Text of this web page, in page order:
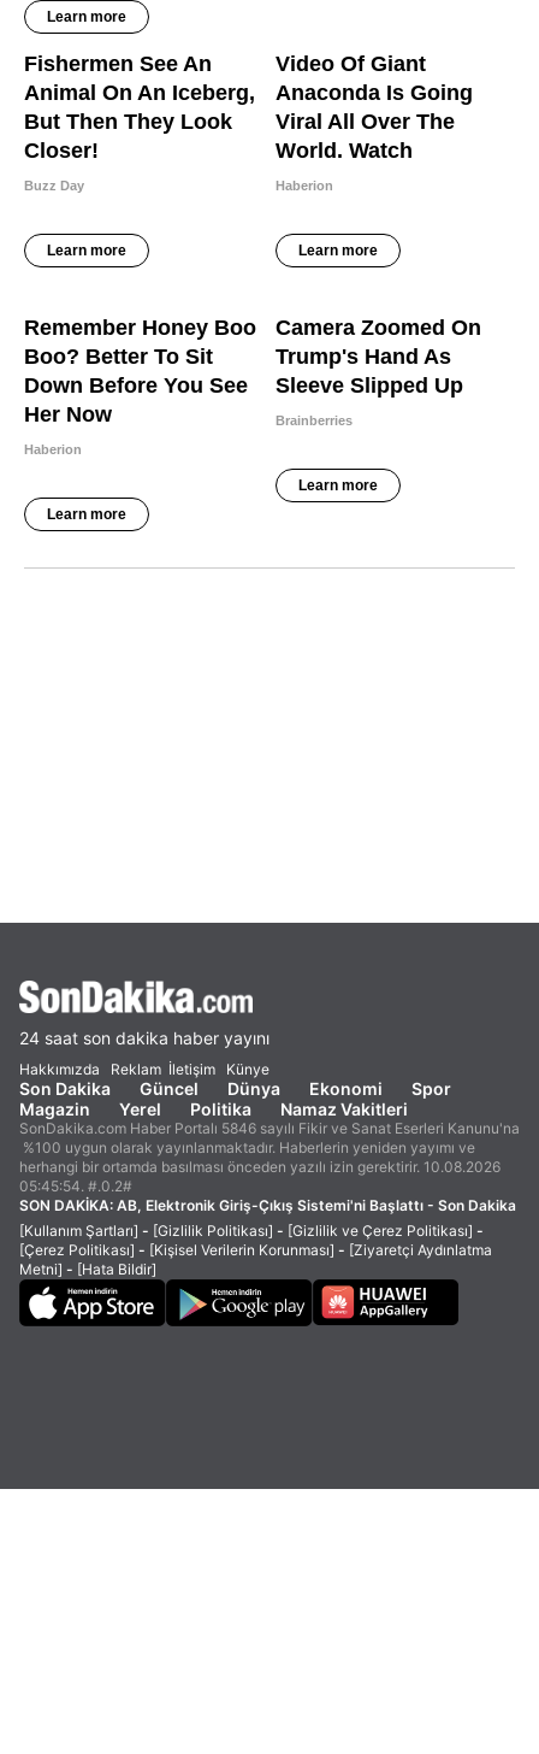
24 saat son dakika haber yayını
Hakkımızda Reklam İletişim Künye
Son Dakika Güncel Dünya Ekonomi
Spor
Magazin
Yerel Politika Namaz Vakitleri
SonDakika.com Haber Portalı 5846 sayılı Fikir ve Sanat Eserleri Kanunu'na
%100 uygun olarak yayınlanmaktadır. Haberlerin yeniden yayımı ve
herhangi bir ortamda basılması önceden yazılı izin gerektirir. 10.08.2026
05:45:54. #.0.2#
SON DAKİKA: AB, Elektronik Giriş-Çıkış Sistemi'ni Başlattı - Son Dakika
[Kullanım Şartları] - [Gizlilik Politikası] - [Gizlilik ve Çerez Politikası] -
[Çerez Politikası] - [Kişisel Verilerin Korunması] - [Ziyaretçi Aydınlatma
Metni] - [Hata Bildir]